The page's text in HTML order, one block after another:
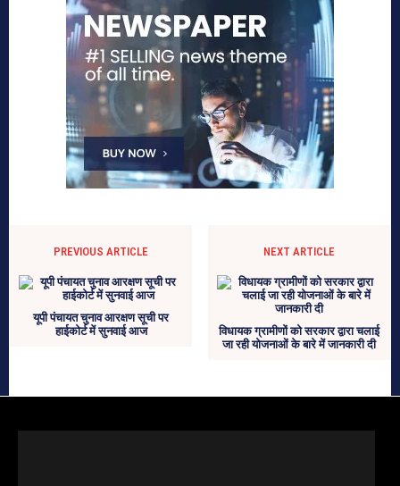
PREVIOUS ARTICLE
यूपी पंचायत चुनाव आरक्षण सूची पर
हाईकोर्ट में सुनवाई आज
NEXT ARTICLE
विधायक ग्रामीणों को सरकार द्वारा चलाई
जा रही योजनाओं के बारे में जानकारी दी